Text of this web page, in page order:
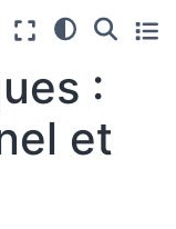
:
et